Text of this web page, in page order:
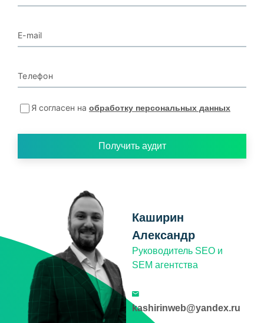
E-mail
Телефон
Я согласен на обработку персональных данных
Получить аудит
Каширин
Александр
Руководитель SEO и
SEM агентства
kashirinweb@yandex.ru